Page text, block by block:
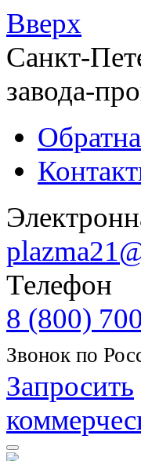
Вверх
Санкт-
завода-
Телефон
8 (800)
Звонок по
Запросить